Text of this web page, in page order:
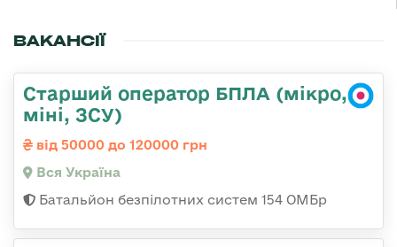
ВАКАНСІЇ
Старший оператор БПЛА (мікро,
міні, ЗСУ)
від 50000 до 120000 грн
Вся Україна
Батальйон безпілотних систем 154 ОМБр